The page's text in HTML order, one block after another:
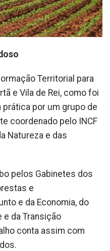
Territorial para
e Vila de Rei, como foi
por um grupo de
coordenado pelo INCF
Natureza e das
pelos Gabinetes dos
e
e da Economia, do
e da Transição
conta assim com